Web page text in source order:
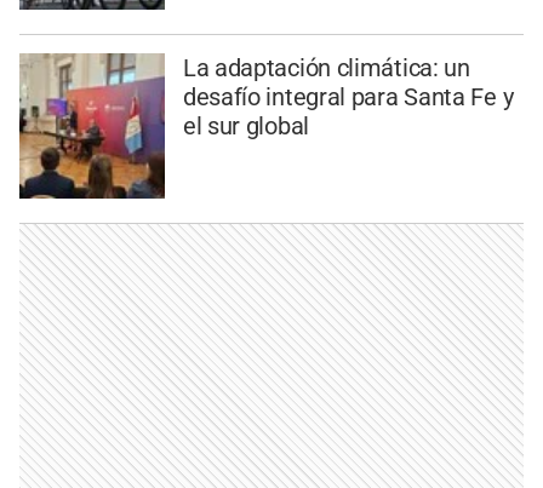
La adaptación climática: un
desafío integral para Santa Fe y
el sur global